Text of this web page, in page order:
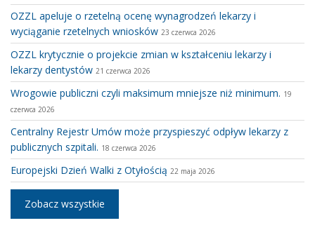
OZZL apeluje o rzetelną ocenę wynagrodzeń lekarzy i
wyciąganie rzetelnych wniosków 23 czerwca 2026
OZZL krytycznie o projekcie zmian w kształceniu lekarzy i
lekarzy dentystów 21 czerwca 2026
Wrogowie publiczni czyli maksimum mniejsze niż minimum. 19
czerwca 2026
Centralny Rejestr Umów może przyspieszyć odpływ lekarzy z
publicznych szpitali. 18 czerwca 2026
Europejski Dzień Walki z Otyłością 22 maja 2026
Zobacz wszystkie